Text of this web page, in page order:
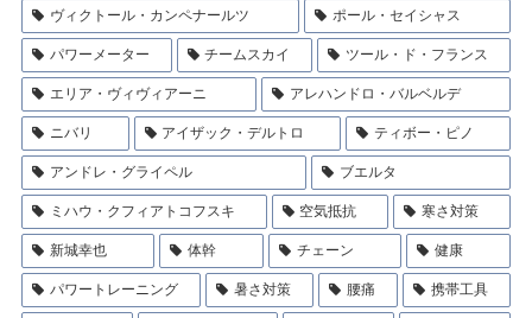
ヴィクトール・カンペナールツ ポール・セイシャス
パワーメーター チームスカイ ツール・ド・フランス
エリア・ヴィヴィアーニ アレハンドロ・バルベルデ
ニバリ アイザック・デルトロ ティボー・ピノ
アンドレ・グライペル ブエルタ
ミハウ・クフィアトコフスキ 空気抵抗 寒さ対策
新城幸也 体幹 チェーン 健康
パワートレーニング 暑さ対策 腰痛 携帯工具